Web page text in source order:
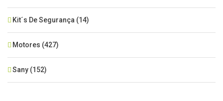
Kit´s De Segurança (14)
Motores (427)
Sany (152)